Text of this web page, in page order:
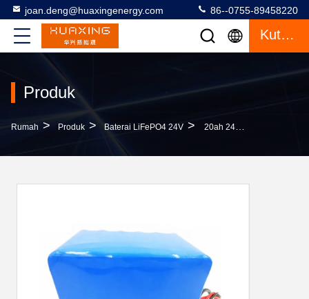
joan.deng@huaxingenergy.com 86--0755-89458220
Kutipan
Produk
Rumah > Produk > Baterai LiFePO4 24V > 20ah 24V Baterai LiFePO4 MSDS Baterai Lithium Ion Isi Ulang